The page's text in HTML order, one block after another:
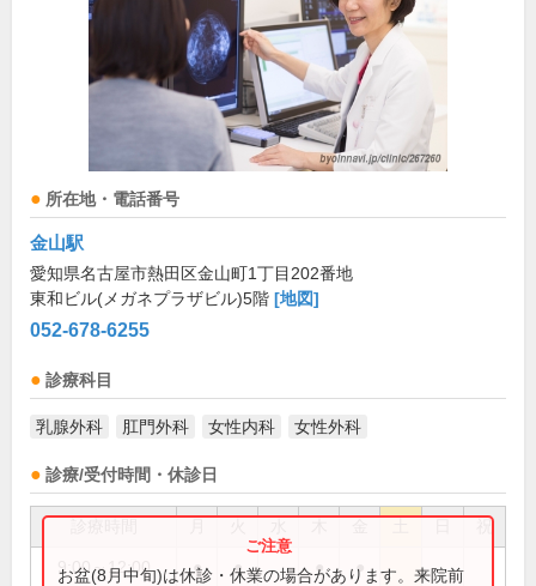
所在地・電話番号
金山駅
愛知県名古屋市熱田区金山町1丁目202番地
東和ビル(メガネプラザビル)5階 [地図]
052-678-6255
診療科目
乳腺外科 肛門外科 女性内科 女性外科
診療/受付時間・休診日
祝
9:00～12:00 ● ● ● ●
お盆(8月中旬)は休診・休業の場合があります。来院前